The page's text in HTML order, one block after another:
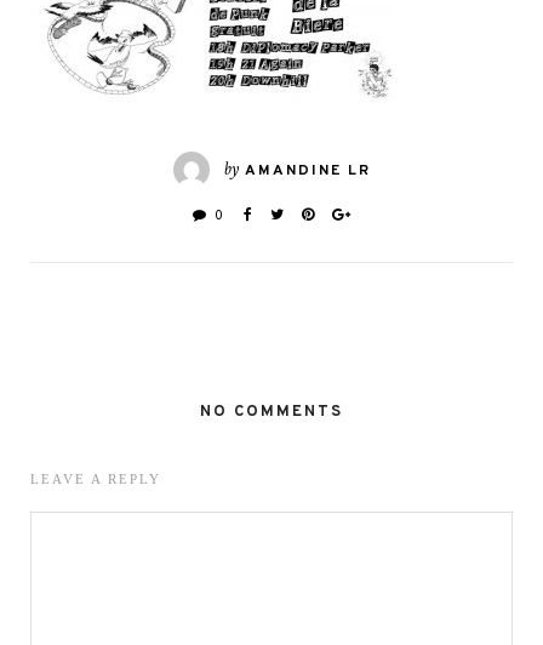
by AMANDINE LR
0
NO COMMENTS
LEAVE A REPLY